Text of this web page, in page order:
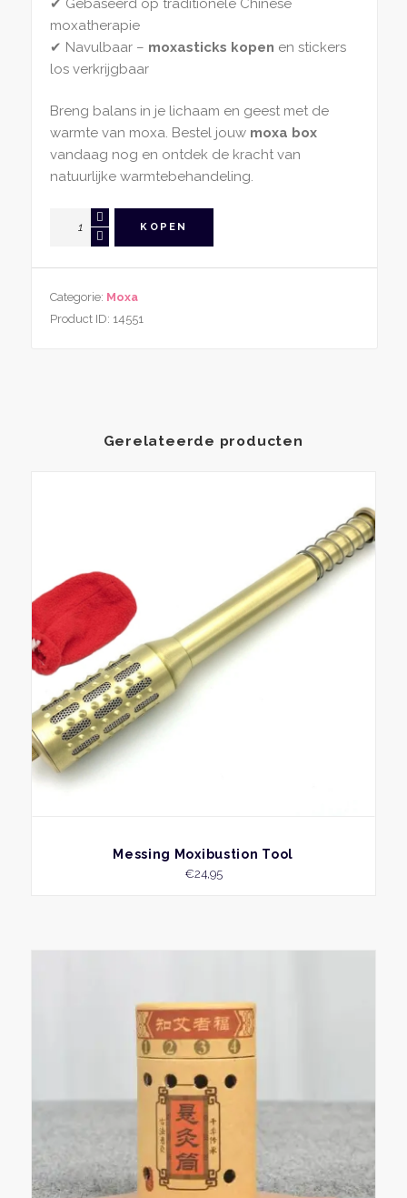
moxatherapie
✔ Navulbaar – moxasticks kopen en stickers
los verkrijgbaar
Breng balans in je lichaam en geest met de
warmte van moxa. Bestel jouw moxa box
vandaag nog en ontdek de kracht van
natuurlijke warmtebehandeling.
Herbruikbare
aantal
KOPEN
Categorie: Moxa
Product ID: 14551
Gerelateerde producten
BEKIJKMessing Moxibustion Tool
€24,95